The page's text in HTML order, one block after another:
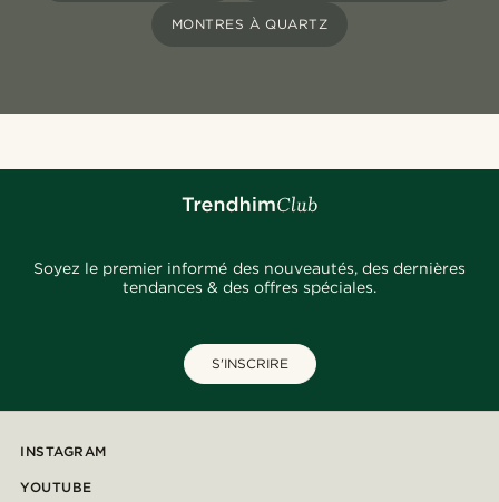
MONTRES À QUARTZ
Soyez le premier informé des nouveautés, des dernières
tendances & des offres spéciales.
S'INSCRIRE
INSTAGRAM
YOUTUBE